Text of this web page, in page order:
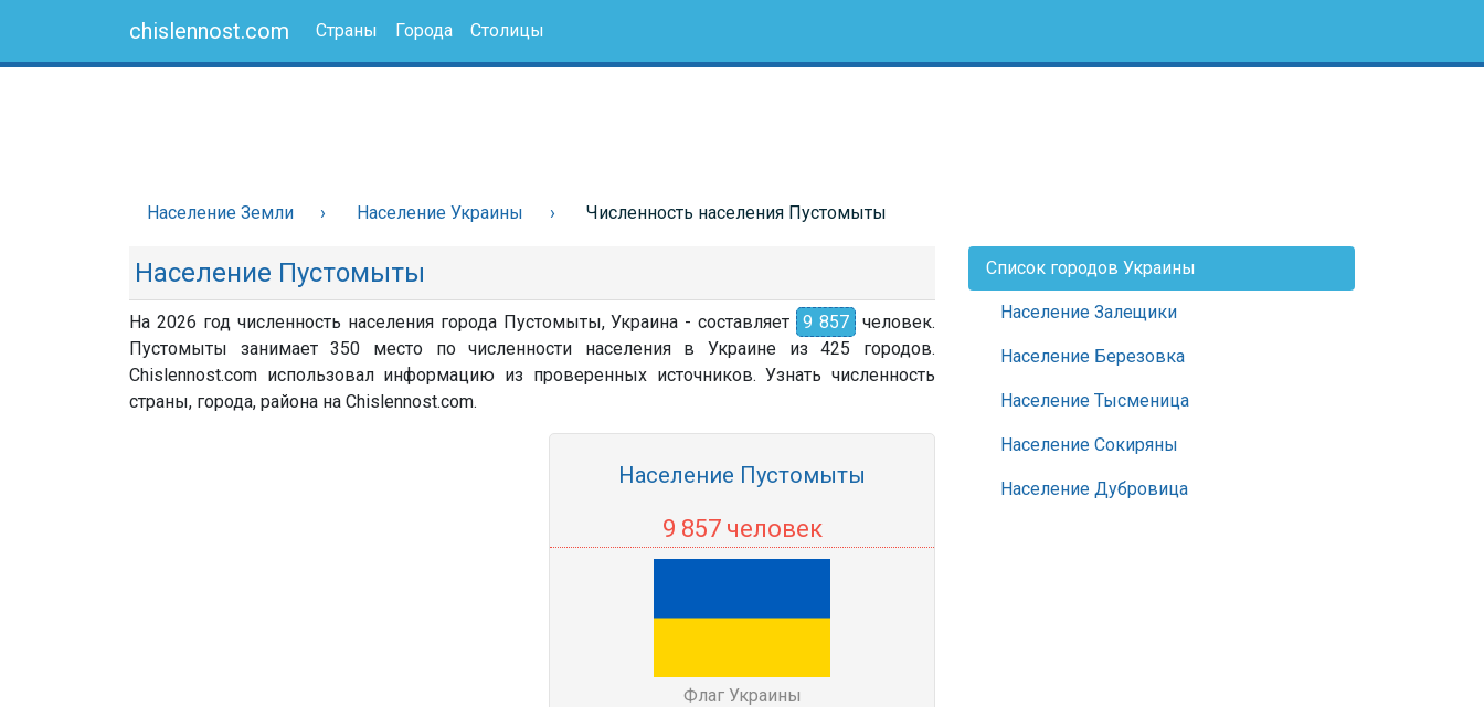
chislennost.com Страны Города Столицы
Население Земли Население Украины Численность населения Пустомыты
Население Пустомыты
На 2026 год численность населения города Пустомыты, Украина - составляет 9 857
человек.
Пустомыты занимает 350 место по численности населения в Украине из 425 городов.
Chislennost.com использовал информацию из проверенных источников. Узнать численность
страны, города, района на Chislennost.com.
Население Пустомыты
9 857 человек
Флаг Украины
Список городов Украины
Население Залещики
Население Березовка
Население Тысменица
Население Сокиряны
Население Дубровица